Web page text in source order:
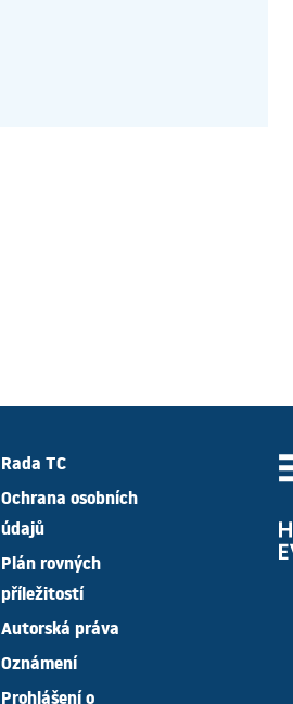
Rada TC
Ochrana osobních
údajů
Plán rovných
příležitostí
Autorská práva
Oznámení